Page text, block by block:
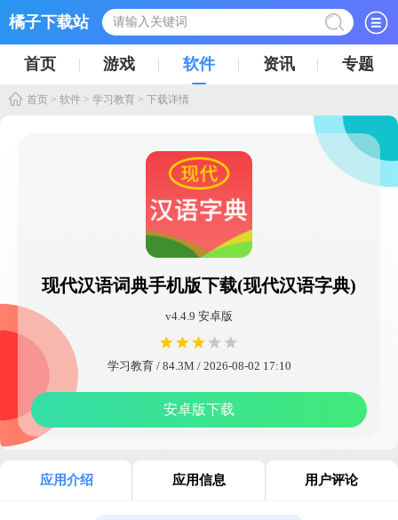
橘子下载站
首页 游戏 软件 资讯 专题
首页 > 软件 > 学习教育 > 下载详情
现代汉语词典手机版下载(现代汉语字典)
v4.4.9 安卓版
学习教育 / 84.3M / 2026-08-02 17:10
安卓版下载
应用介绍 应用信息 用户评论